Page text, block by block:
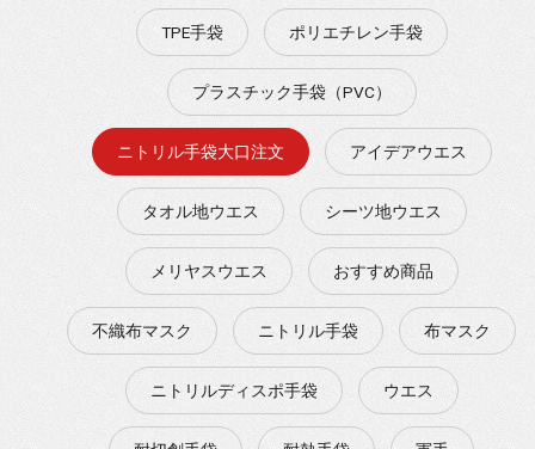
TPE手袋 ポリエチレン手袋
プラスチック手袋（PVC）
ニトリル手袋大口注文 アイデアウエス
タオル地ウエス シーツ地ウエス
メリヤスウエス おすすめ商品
不織布マスク ニトリル手袋 布マスク
ニトリルディスポ手袋 ウエス